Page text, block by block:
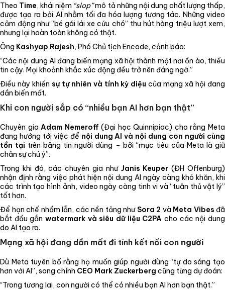
Theo Time, khái niệm “slop”mô tả những nội dung chất lượng thấp,
được tạo ra bởi AI nhằm tối đa hóa lượng tương tác. Những video
cảm động như “bé gái lái xe cứu chó” thu hút hàng triệu lượt xem,
nhưng lại hoàn toàn không có thật.
Ông Kashyap Rajesh, Phó Chủ tịch Encode, cảnh báo:
“Các nội dung AI đang biến mạng xã hội thành một nơi ồn ào, thiếu
tin cậy. Mọi khoảnh khắc xúc động đều trở nên đáng ngờ.”
Điều này khiến sự tự nhiên và tính kỳ diệu của mạng xã hội đang
dần biến mất.
Khi con người sắp có “nhiều bạn AI hơn bạn thật”
Chuyên giaAdam Nemeroff (Đại học Quinnipiac) cho rằng Meta
đang hướng tới việc để nội dung AI và nội dung con người cùng
tồn tại trên bảng tin người dùng – bởi “mục tiêu của Meta là giữ
chân sự chú ý”.
Trong khi đó, các chuyên gia như Janis Keuper (ĐH Offenburg)
nhận định rằng việc phát hiện nội dung AI ngày càng khó khăn, khi
các trình tạo hình ảnh, video ngày càng tinh vi và “tuân thủ vật lý”
tốt hơn.
Để hạn chế nhầm lẫn, các nền tảng như Sora 2 và Meta Vibes đã
bắt đầu gắn watermark và siêu dữ liệu C2PA cho các nội dung
do AI tạo ra.
Mạng xã hội đang dần mất đi tính kết nối con người
Dù Meta tuyên bố rằng họ muốn giúp người dùng “tự do sáng tạo
hơn với AI”, song chính CEO Mark Zuckerberg cũng từng dự đoán:
“Trong tương lai, con người có thể có nhiều bạn AI hơn bạn thật.”